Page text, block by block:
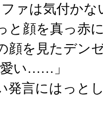
ァは気付かな
と顔を真っ赤
顔を見たデン
い……」
発言にはっと